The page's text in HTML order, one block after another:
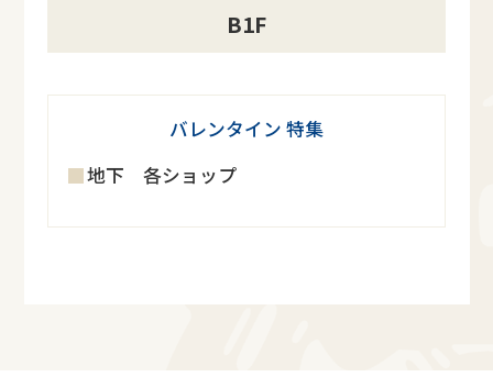
B1F
バレンタイン 特集
地下 各ショップ